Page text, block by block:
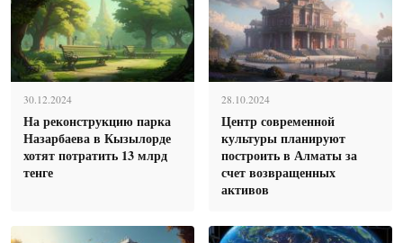
30.12.2024
На реконструкцию парка
Назарбаева в Кызылорде
хотят потратить 13 млрд
тенге
28.10.2024
Центр современной
культуры планируют
построить в Алматы за
счет возвращенных
активов